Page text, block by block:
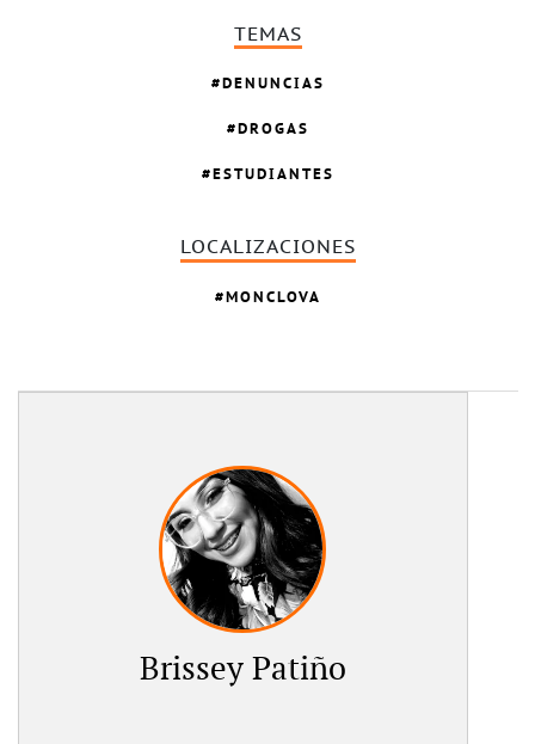
TEMAS
DENUNCIAS
DROGAS
ESTUDIANTES
LOCALIZACIONES
MONCLOVA
Brissey Patiño